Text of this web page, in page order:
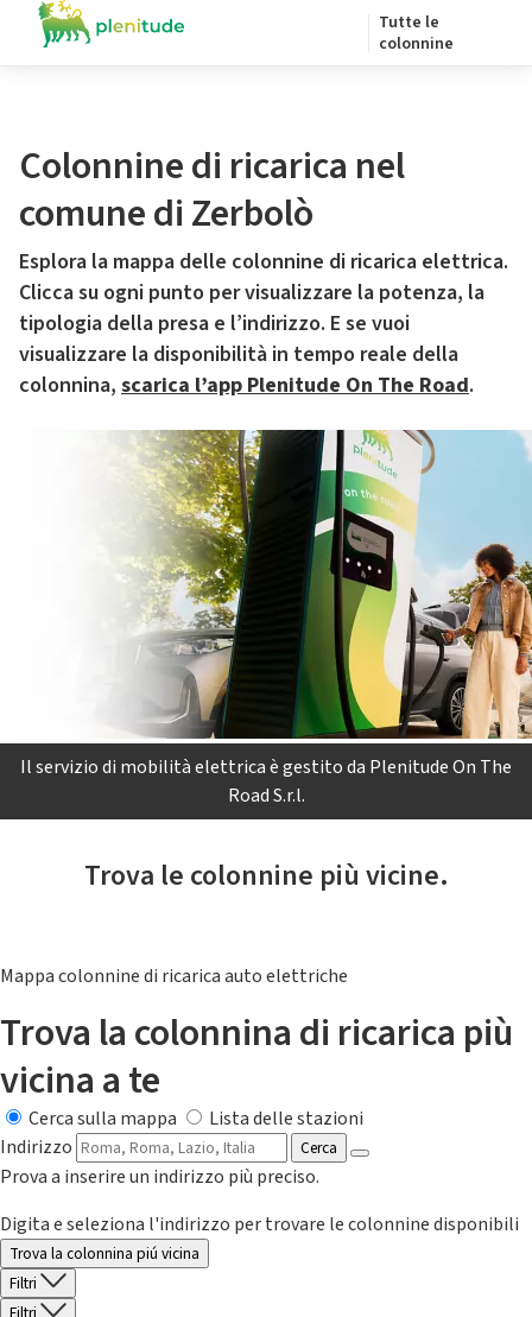
Tutte le
colonnine
Colonnine di ricarica nel
comune di Zerbolò
Esplora la mappa delle colonnine di ricarica elettrica.
Clicca su ogni punto per visualizzare la potenza, la
tipologia della presa e l’indirizzo. E se vuoi
visualizzare la disponibilità in tempo reale della
colonnina, scarica l’app Plenitude On The Road.
Il servizio di mobilità elettrica è gestito da Plenitude On The
Road S.r.l.
Trova le colonnine più vicine.
Mappa colonnine di ricarica auto elettriche
Trova la colonnina di ricarica più
vicina a te
Cerca sulla mappa
Lista delle stazioni
Indirizzo
Cerca
Prova a inserire un indirizzo più preciso.
Digita e seleziona l'indirizzo per trovare le colonnine disponibili
Trova la colonnina piú vicina
Filtri